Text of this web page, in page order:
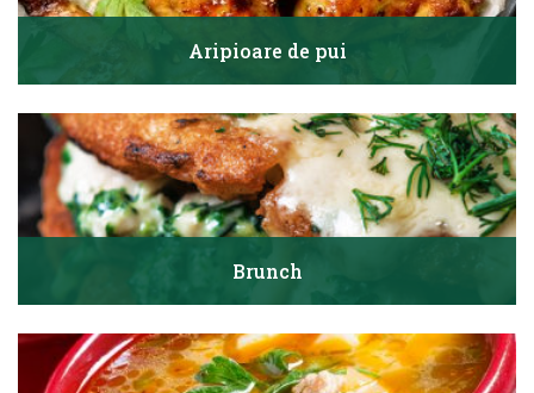
Aripioare de pui
Brunch